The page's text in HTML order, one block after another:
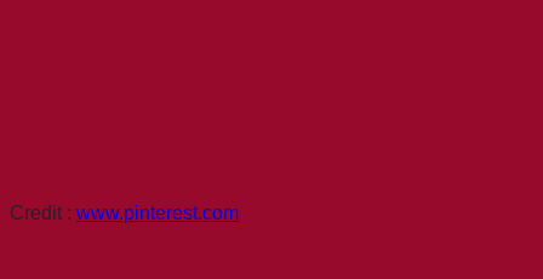
Credit : www.pinterest.com